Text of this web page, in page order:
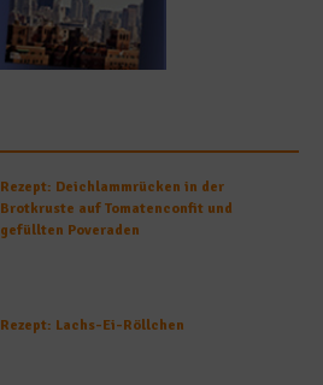
Rezept: Deichlammrücken in der
Brotkruste auf Tomatenconfit und
gefüllten Poveraden
Rezept: Lachs-Ei-Röllchen